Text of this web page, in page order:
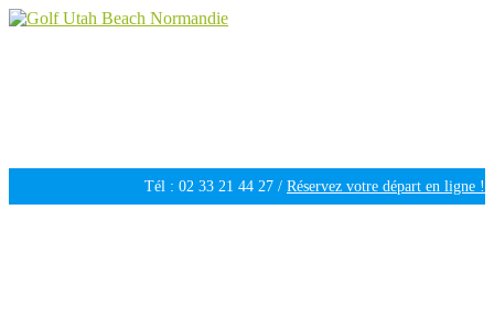
Tél : 02 33 21 44 27 / Réservez votre départ en ligne !